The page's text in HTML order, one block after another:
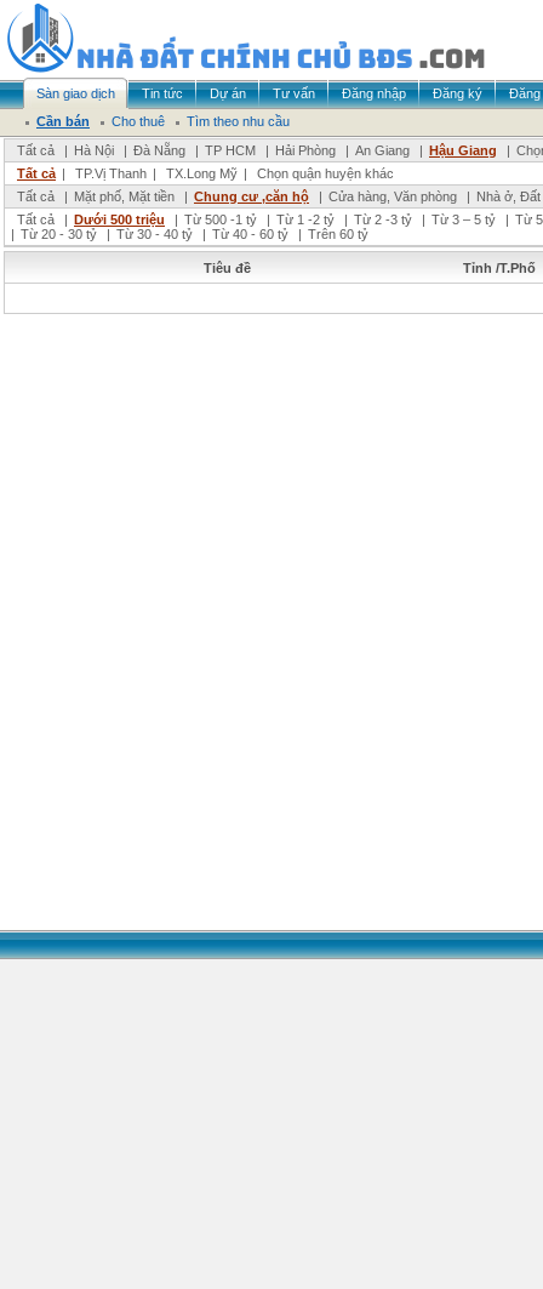
Sàn giao dịch Tin tức Dự án Tư vấn Đăng nhập Đăng ký
Đăng
Cần bán
Cho thuê
Tìm theo nhu cầu
Tất cả
| Hà Nội | Đà Nẵng | TP HCM | Hải Phòng | An Giang | Hậu Giang |
Tất cả | TP.Vị Thanh | TX.Long Mỹ |
Chọn quận huyện khác
Tất cả
| Mặt phố, Mặt tiền | Chung cư ,căn hộ | Cửa hàng, Văn phòng | Nhà ở,
Tất cả
| Dưới 500 triệu | Từ 500 -1 tỷ | Từ 1 -2 tỷ | Từ 2 -3 tỷ | Từ 3 – 5 tỷ | Từ
| Từ 20 - 30 tỷ | Từ 30 - 40 tỷ | Từ 40 - 60 tỷ | Trên 60 tỷ
Tiêu đề Tỉnh /T.Phố